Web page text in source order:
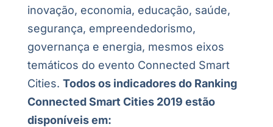
inovação, economia, educação, saúde,
segurança, empreendedorismo,
governança e energia, mesmos eixos
temáticos do evento Connected Smart
Cities. Todos os indicadores do Ranking
Connected Smart Cities 2019 estão
disponíveis em: